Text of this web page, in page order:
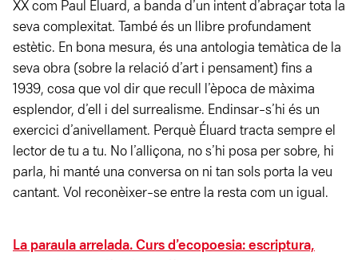
XX com Paul Éluard, a banda d’un intent d’abraçar tota la
seva complexitat. També és un llibre profundament
estètic. En bona mesura, és una antologia temàtica de la
seva obra (sobre la relació d’art i pensament) fins a
1939, cosa que vol dir que recull l’època de màxima
esplendor, d’ell i del surrealisme. Endinsar-s’hi és un
exercici d’anivellament. Perquè Éluard tracta sempre el
lector de tu a tu. No l’alliçona, no s’hi posa per sobre, hi
parla, hi manté una conversa on ni tan sols porta la veu
cantant. Vol reconèixer-se entre la resta com un igual.
La paraula arrelada. Curs d’ecopoesia: escriptura,